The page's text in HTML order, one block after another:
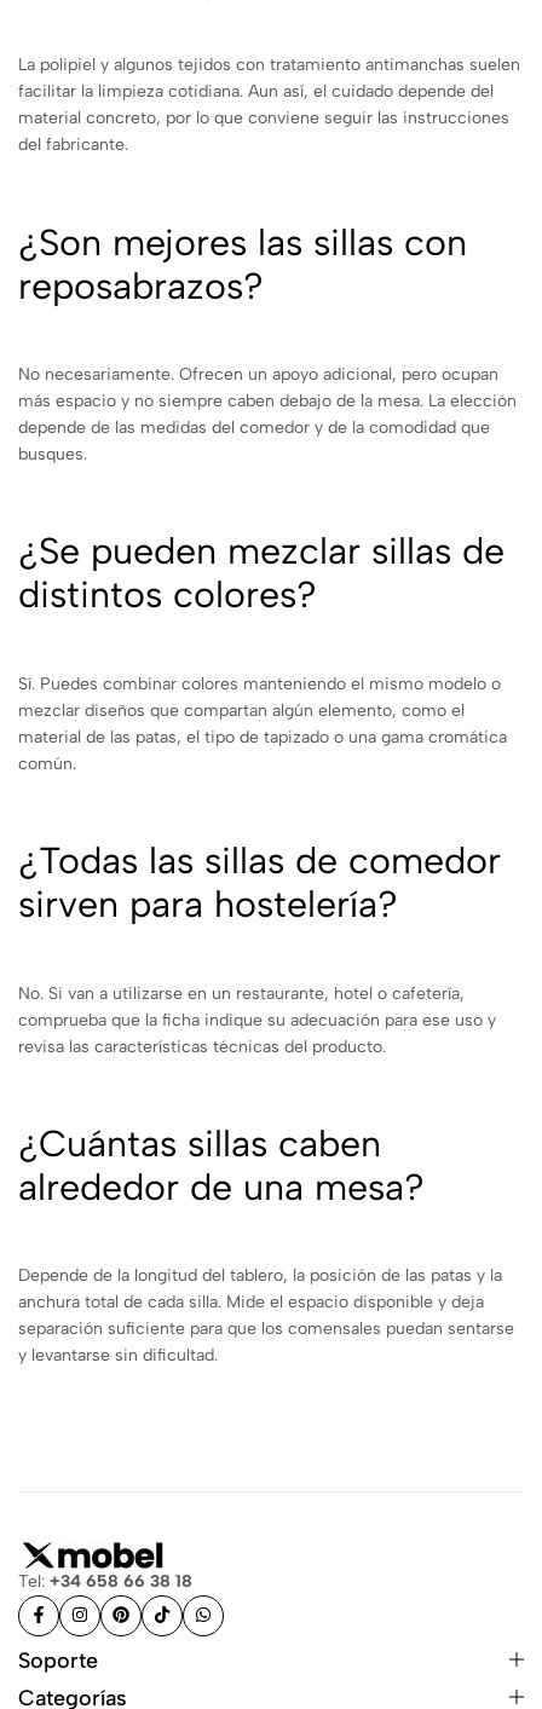
La polipiel y algunos tejidos con tratamiento antimanchas suelen
facilitar la limpieza cotidiana. Aun así, el cuidado depende del
material concreto, por lo que conviene seguir las instrucciones
del fabricante.
¿Son mejores las sillas con
reposabrazos?
No necesariamente. Ofrecen un apoyo adicional, pero ocupan
más espacio y no siempre caben debajo de la mesa. La elección
depende de las medidas del comedor y de la comodidad que
busques.
¿Se pueden mezclar sillas de
distintos colores?
Sí. Puedes combinar colores manteniendo el mismo modelo o
mezclar diseños que compartan algún elemento, como el
material de las patas, el tipo de tapizado o una gama cromática
común.
¿Todas las sillas de comedor
sirven para hostelería?
No. Si van a utilizarse en un restaurante, hotel o cafetería,
comprueba que la ficha indique su adecuación para ese uso y
revisa las características técnicas del producto.
¿Cuántas sillas caben
alrededor de una mesa?
Depende de la longitud del tablero, la posición de las patas y la
anchura total de cada silla. Mide el espacio disponible y deja
separación suficiente para que los comensales puedan sentarse
y levantarse sin dificultad.
Tel: +34 658 66 38 18
Soporte
Categorías